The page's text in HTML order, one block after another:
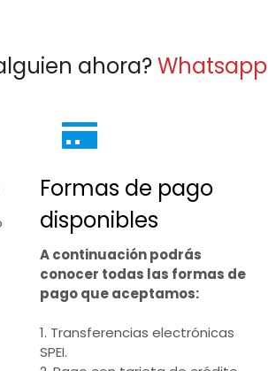
ahora?Whatsapp
Formas de pago
disponibles
A continuación podrás
conocer todas las formas de
pago que aceptamos:
1. Transferencias electrónicas
SPEI.